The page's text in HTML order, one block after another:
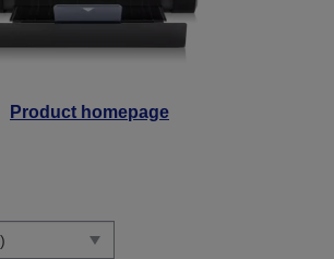
Product homepage